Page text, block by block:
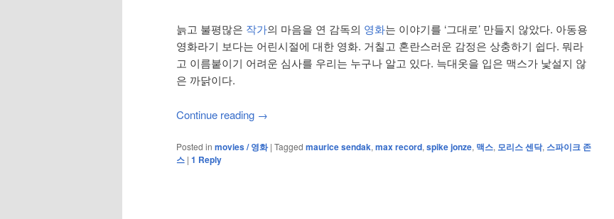
늙고 불평많은 작가의 마음을 연 감독의 영화는 이야기를 ‘그대로’ 만들지 않았다. 아동용
영화라기 보다는 어린시절에 대한 영화. 거칠고 혼란스러운 감정은 상충하기 쉽다. 뭐라
고 이름붙이기 어려운 심사를 우리는 누구나 알고 있다. 늑대옷을 입은 맥스가 낯설지 않
은 까닭이다.
Continue reading →
Posted in movies / 영화 | Tagged maurice sendak, max record, spike jonze, 맥스, 모리스 센닥, 스파이크 존
스 | 1 Reply